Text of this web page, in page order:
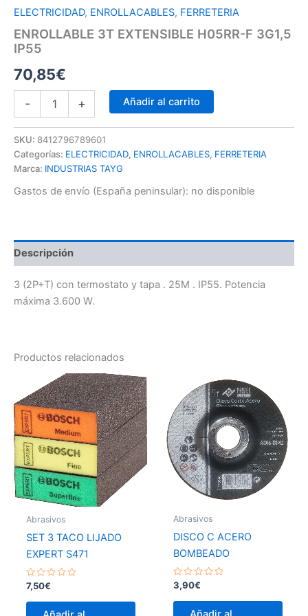
ELECTRICIDAD, ENROLLACABLES, FERRETERIA
ENROLLABLE 3T EXTENSIBLE H05RR-F 3G1,5
IP55
70,85€
- + Añadir al carrito
SKU: 8412796789601
Categorías: ELECTRICIDAD, ENROLLACABLES, FERRETERIA
Marca: INDUSTRIAS TAYG
Gastos de envío (España peninsular): no disponible
Descripción
3 (2P+T) con termostato y tapa . 25M . IP55. Potencia
máxima 3.600 W.
Productos relacionados
Abrasivos
SET 3 TACO LIJADO
EXPERT S471
Valorado
con
0
7,50€
Abrasivos
DISCO C ACERO
BOMBEADO
Valorado
con
0
3,90€